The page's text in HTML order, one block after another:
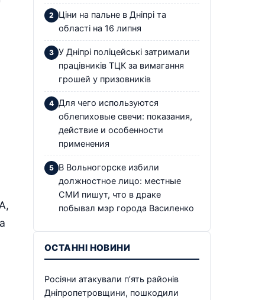
Ціни на пальне в Дніпрі та
області на 16 липня
У Дніпрі поліцейські затримали
працівників ТЦК за вимагання
грошей у призовників
Для чего используются
облепиховые свечи: показания,
действие и особенности
применения
В Вольногорске избили
должностное лицо: местные
СМИ пишут, что в драке
побывал мэр города Василенко
ОСТАННІ НОВИНИ
Росіяни атакували п’ять районів
Дніпропетровщини, пошкодили